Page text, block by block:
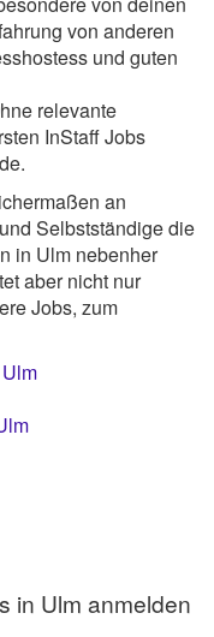
von anderen
und guten
relevante
InStaff Jobs
an
Selbstständige die
in Ulm nebenher
aber nicht nur
Jobs, zum
in Ulm anmelden